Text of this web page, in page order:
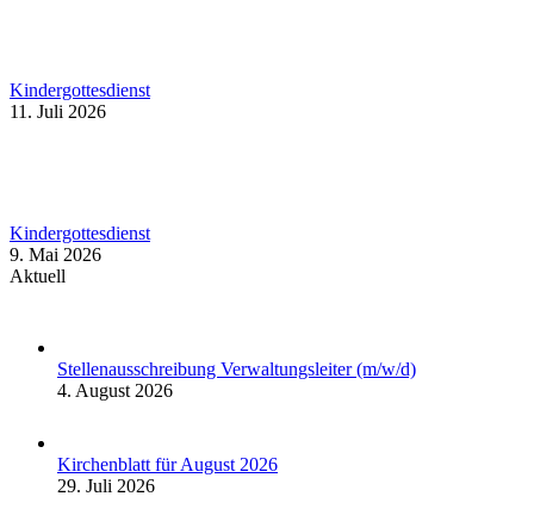
Kindergottesdienst
11. Juli 2026
Kindergottesdienst
9. Mai 2026
Aktuell
Stellenausschreibung Verwaltungsleiter (m/w/d)
4. August 2026
Kirchenblatt für August 2026
29. Juli 2026